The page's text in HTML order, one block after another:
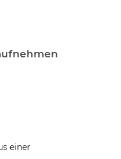
einer